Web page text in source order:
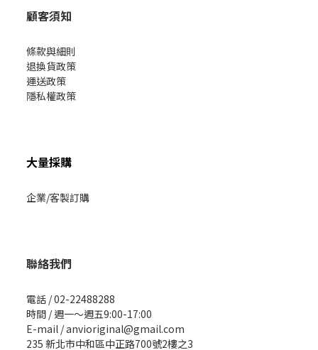
顧客須知
條款與細則
退換貨政策
運送政策
隱私權政策
大量採購
企業/客製訂購
聯絡我們
電話 / 02-22488288
時間 / 週一～週五9:00-17:00
E-mail / anvioriginal@gmail.com
235 新北市中和區中正路700號2樓之3